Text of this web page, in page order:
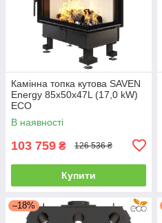
Камінна топка кутова SAVEN
Energy 85х50х47L (17,0 kW)
ECO
В наявності
103 759 ₴ 126 536 ₴
Купити
–18%